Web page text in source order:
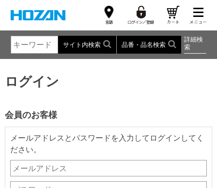
サイト内検索 品番・品名検索
詳細検
索
ログイン
会員のお客様
メールアドレスとパスワードを入力してログインしてく
ださい。